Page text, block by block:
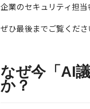
企業のセキュリティ担
ぜひ最後までご覧くださ
なぜ今「AI
か？